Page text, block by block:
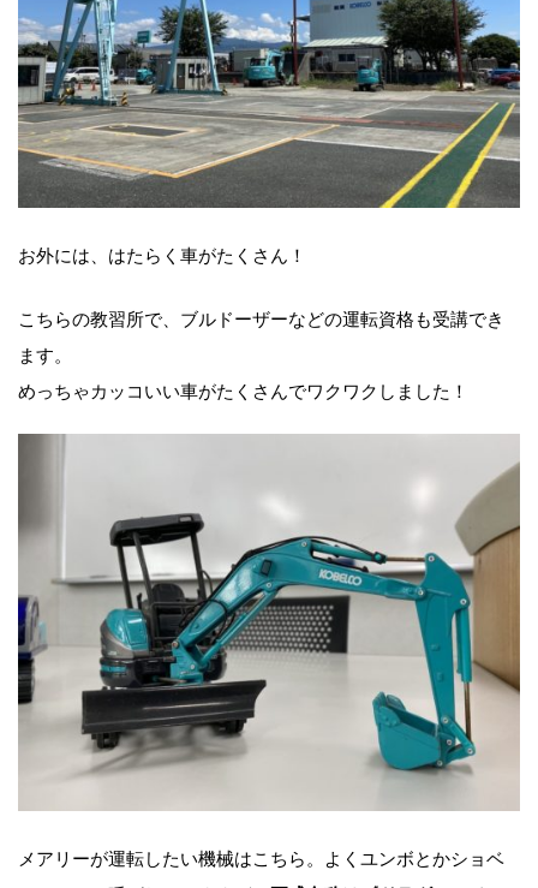
お外には、はたらく車がたくさん！
こちらの教習所で、ブルドーザーなどの運転資格も受講でき
ます。
めっちゃカッコいい車がたくさんでワクワクしました！
メアリーが運転したい機械はこちら。よくユンボとかショベ